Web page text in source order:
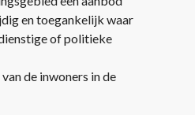
en toegankelijk waar
of politieke
de inwoners in de